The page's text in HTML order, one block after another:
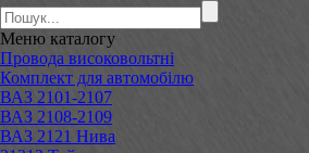
Меню каталогу
Провода високовольтні
Комплект для автомобілю
ВАЗ 2101-2107
ВАЗ 2108-2109
ВАЗ 2121 Нива